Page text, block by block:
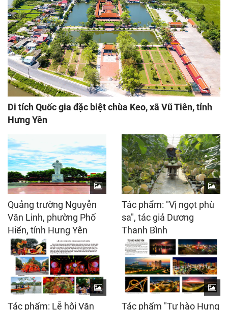
Di tích Quốc gia đặc biệt chùa Keo, xã Vũ Tiên, tỉnh
Hưng Yên
Quảng trường Nguyễn
Văn Linh, phường Phố
Hiến, tỉnh Hưng Yên
Tác phẩm: "Vị ngọt phù
sa", tác giả Dương
Thanh Bình
Tác phẩm: Lễ hội Văn
Tác phẩm "Tự hào Hưng